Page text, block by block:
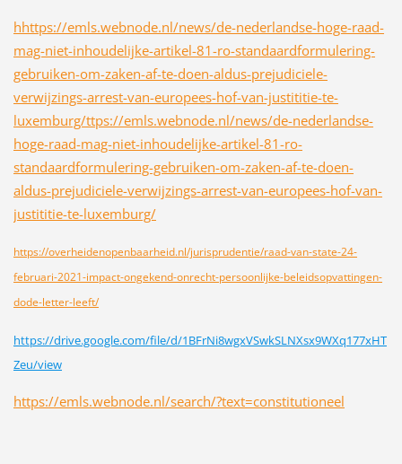
hhttps://emls.webnode.nl/news/de-nederlandse-hoge-raad-
mag-niet-inhoudelijke-artikel-81-ro-standaardformulering-
gebruiken-om-zaken-af-te-doen-aldus-prejudiciele-
verwijzings-arrest-van-europees-hof-van-justititie-te-
luxemburg/ttps://emls.webnode.nl/news/de-nederlandse-
hoge-raad-mag-niet-inhoudelijke-artikel-81-ro-
standaardformulering-gebruiken-om-zaken-af-te-doen-
aldus-prejudiciele-verwijzings-arrest-van-europees-hof-van-
justititie-te-luxemburg/
https://overheidenopenbaarheid.nl/jurisprudentie/raad-van-state-24-
februari-2021-impact-ongekend-onrecht-persoonlijke-beleidsopvattingen-
dode-letter-leeft/
https://drive.google.com/file/d/1BFrNi8wgxVSwkSLNXsx9WXq177xHT
Zeu/view
https://emls.webnode.nl/search/?text=constitutioneel